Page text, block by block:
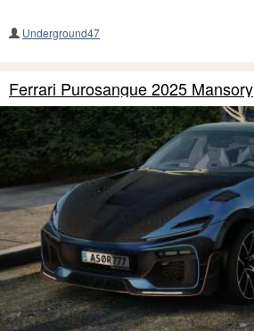
Underground47
Ferrari Purosangue 2025 Mansory